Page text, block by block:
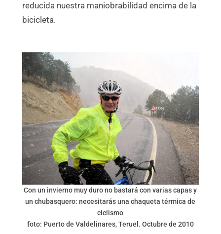
reducida nuestra maniobrabilidad encima de la
bicicleta.
Con un invierno muy duro no bastará con varias capas y
un chubasquero: necesitarás una chaqueta térmica de
ciclismo
foto: Puerto de Valdelinares, Teruel. Octubre de 2010